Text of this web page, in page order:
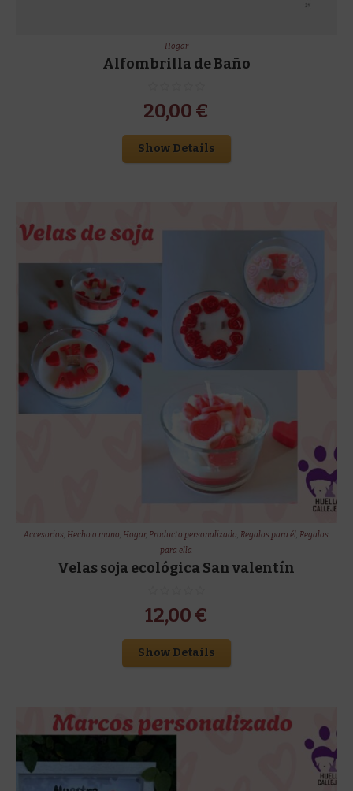
Hogar
Alfombrilla de Baño
20,00 €
Show Details
Accesorios,Hecho a mano,Hogar,Producto personalizado,Regalos para él,Regalos
para ella
Velas soja ecológica San valentín
12,00 €
Show Details